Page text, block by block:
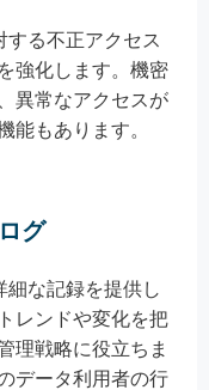
する不正アクセス
強化します。機密
異常なアクセスが
能もあります。
グ
細な記録を提供し
レンドや変化を把
理戦略に役立ちま
データ利用者の行